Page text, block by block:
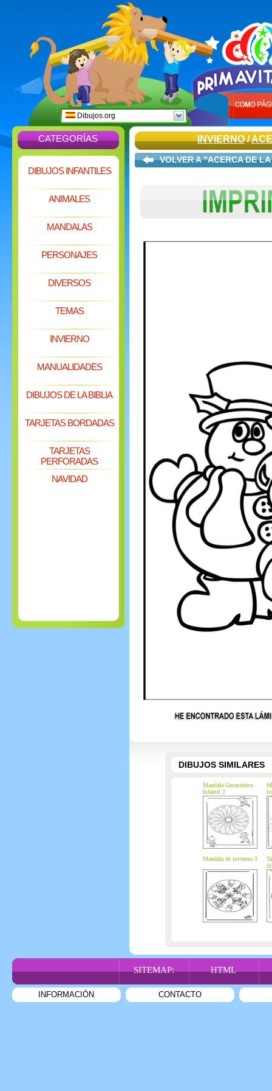
Dibujos.org
CATEGORÍAS
DIBUJOS INFANTILES
ANIMALES
MANDALAS
PERSONAJES
DIVERSOS
TEMAS
INVIERNO
MANUALIDADES
DIBUJOS DE LA BIBLIA
TARJETAS BORDADAS
TARJETAS
PERFORADAS
NAVIDAD
INVIERNO/
VOLVER A "ACERCA DE
DIBUJOS SIMILARES
Mandala Geométrico
Infantil 2
Mandala de invierno 3
SITEMAP: HTML
INFORMACIÓN CONTACTO